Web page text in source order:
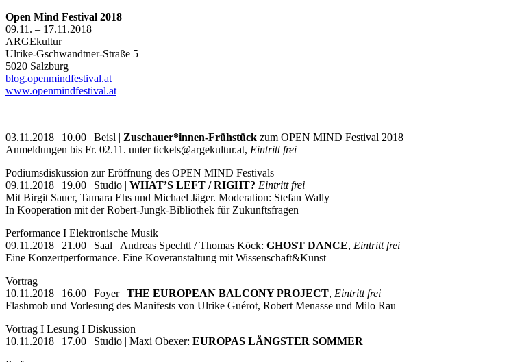
Open Mind Festival 2018
09.11. – 17.11.2018
ARGEkultur
Ulrike-Gschwandtner-Straße 5
5020 Salzburg
blog.openmindfestival.at
www.openmindfestival.at
03.11.2018 | 10.00 | Beisl | Zuschauer*innen-Frühstück zum OPEN MIND Festival 2018
Anmeldungen bis Fr. 02.11. unter tickets@argekultur.at, Eintritt frei
Podiumsdiskussion zur Eröffnung des OPEN MIND Festivals
09.11.2018 | 19.00 | Studio | WHAT’S LEFT / RIGHT? Eintritt frei
Mit Birgit Sauer, Tamara Ehs und Michael Jäger. Moderation: Stefan Wally
In Kooperation mit der Robert-Jungk-Bibliothek für Zukunftsfragen
Performance I Elektronische Musik
09.11.2018 | 21.00 | Saal | Andreas Spechtl / Thomas Köck: GHOST DANCE, Eintritt frei
Eine Konzertperformance. Eine Koveranstaltung mit Wissenschaft&Kunst
Vortrag
10.11.2018 | 16.00 | Foyer | THE EUROPEAN BALCONY PROJECT, Eintritt frei
Flashmob und Vorlesung des Manifests von Ulrike Guérot, Robert Menasse und Milo Rau
Vortrag I Lesung I Diskussion
10.11.2018 | 17.00 | Studio | Maxi Obexer: EUROPAS LÄNGSTER SOMMER